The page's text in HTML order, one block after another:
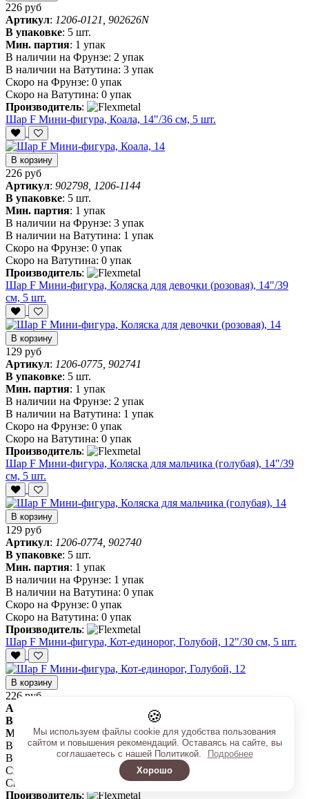
226 руб
Артикул: 1206-0121, 902626N
В упаковке: 5 шт.
Мин. партия: 1 упак
В наличии на Фрунзе: 2 упак
В наличии на Ватутина: 3 упак
Скоро на Фрунзе: 0 упак
Скоро на Ватутина: 0 упак
Производитель:
Шар F Мини-фигура, Коала, 14"/36 см, 5 шт.
В корзину
226 руб
Артикул: 902798, 1206-1144
В упаковке: 5 шт.
Мин. партия: 1 упак
В наличии на Фрунзе: 3 упак
В наличии на Ватутина: 1 упак
Скоро на Фрунзе: 0 упак
Скоро на Ватутина: 0 упак
Производитель:
Шар F Мини-фигура, Коляска для девочки (розовая), 14"/39
см, 5 шт.
В корзину
129 руб
Артикул: 1206-0775, 902741
В упаковке: 5 шт.
Мин. партия: 1 упак
В наличии на Фрунзе: 2 упак
В наличии на Ватутина: 1 упак
Скоро на Фрунзе: 0 упак
Скоро на Ватутина: 0 упак
Производитель:
Шар F Мини-фигура, Коляска для мальчика (голубая), 14"/39
см, 5 шт.
В корзину
129 руб
Артикул: 1206-0774, 902740
В упаковке: 5 шт.
Мин. партия: 1 упак
В наличии на Фрунзе: 1 упак
В наличии на Ватутина: 0 упак
Скоро на Фрунзе: 0 упак
Скоро на Ватутина: 0 упак
Производитель:
Шар F Мини-фигура, Кот-единорог, Голубой, 12"/30 см, 5 шт.
В корзину
226 руб
Артикул
1206-1270, 902797A, 902797B
В упаковке
Мин. партия: 1 упак
В наличии на Фрунзе:1 упак
В наличии на Ватутина: 2 упак
Скоро на Фрунзе:
2 упак
Скоро на Ватутина:
0 упак
Производитель:
🍪
Мы используем файлы cookie для удобства пользования
сайтом и повышения рекомендаций. Оставаясь на сайте, вы
соглашаетесь с нашей Политикой.
Подробнее
Хорошо